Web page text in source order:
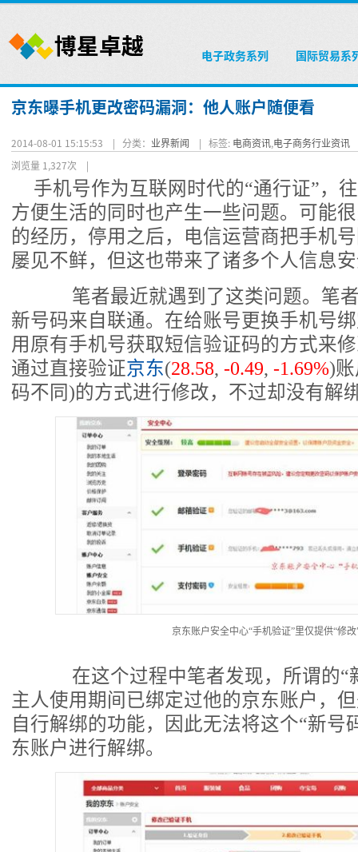
电子政务系列 国际贸易系
京东曝手机更改密码漏洞：他人账户随便看
2014-08-01 15:15:53 | 分类： 业界新闻 | 标签: 电商资讯,电子商务行业资讯
浏览量 1,327次 |
手机号作为互联网时代的“通行证”，
方便生活的同时也产生一些问题。可能
的经历，停用之后，电信运营商把手机
屡见不鲜，但这也带来了诸多个人信息
笔者最近就遇到了这类问题。笔者
新号码来自联通。在给账号更换手机号
用原有手机号获取短信验证码的方式来
通过直接验证京东(28.58, -0.49, -1.69%)
码不同)的方式进行修改，不过却没有解
京东账户安全中心“手机验证”里仅提供“修改
在这个过程中笔者发现，所谓的“
主人使用期间已绑定过他的京东账户，
自行解绑的功能，因此无法将这个“新号
东账户进行解绑。